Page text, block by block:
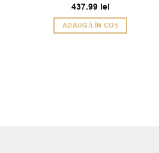
Evaluat la
5din 5
437.99 lei
ADAUGĂ ÎN COȘ